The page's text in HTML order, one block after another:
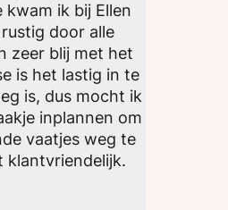
ik bij Ellen
door alle
zeer blij met het
is het lastig in te
is, dus mocht ik
inplannen om
vaatjes weg te
klantvriendelijk.